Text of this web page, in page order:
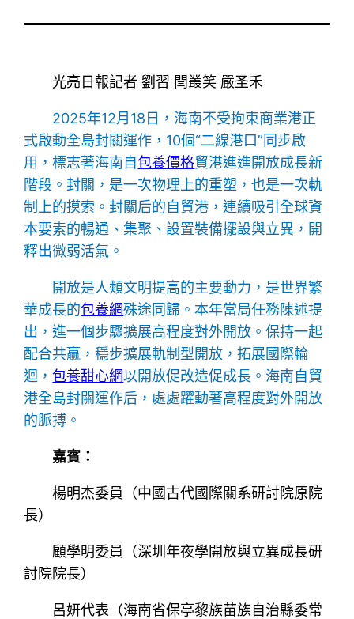
光亮日報記者 劉習 閆叢笑 嚴圣禾
2025年12月18日，海南不受拘束商業港正
式啟動全島封關運作，10個“二線港口”同步啟
用，標志著海南自包養價格貿港進進開放成長新
階段。封關，是一次物理上的重塑，也是一次軌
制上的摸索。封關后的自貿港，連續吸引全球資
本要素的暢通、集聚、設置裝備擺設與立異，開
釋出微弱活氣。
開放是人類文明提高的主要動力，是世界繁
華成長的包養網殊途同歸。本年當局任務陳述提
出，進一個步驟擴展高程度對外開放。保持一起
配合共贏，穩步擴展軌制型開放，拓展國際輪
迴，包養甜心網以開放促改造促成長。海南自貿
港全島封關運作后，處處躍動著高程度對外開放
的脈搏。
嘉賓：
楊明杰委員（中國古代國際關系研討院原院
長）
顧學明委員（深圳年夜學開放與立異成長研
討院院長）
呂妍代表（海南省保亭黎族苗族自治縣委常